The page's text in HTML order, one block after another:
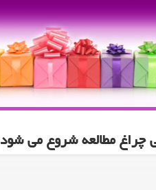
چراغ مطالعه شروع می شود